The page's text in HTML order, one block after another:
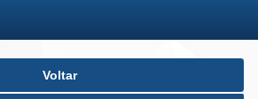
Voltar